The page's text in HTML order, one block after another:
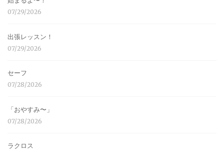
07/29/2026
出張レッスン！
07/29/2026
セーフ
07/28/2026
「おやすみ〜」
07/28/2026
ラクロス